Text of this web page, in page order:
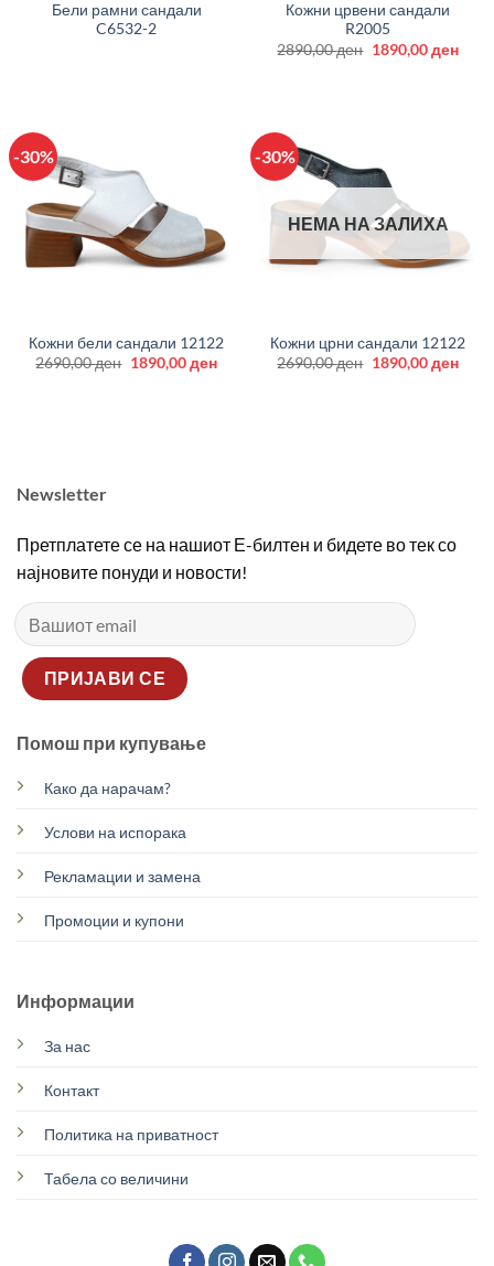
Бели рамни сандали
C6532-2
Кожни црвени сандали
R2005
2890,00ден Original
1890,00ден
-30%
Кожни бели сандали 12122
2690,00ден Original
1890,00денCurrent
-30%
НЕМА НА ЗАЛИХА
Кожни црни сандали 12122
2690,00ден Original
1890,00ден
Newsletter
Претплатете се на нашиот Е-билтен и бидете во тек со
најновите понуди и новости!
Помош при купување
Како да нарачам?
Услови на испорака
Рекламации и замена
Промоции и купони
Информации
За нас
Контакт
Политика на приватност
Табела со величини